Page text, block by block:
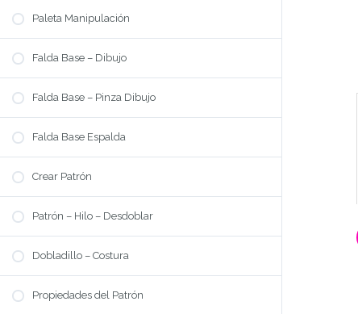
Paleta Manipulación
Falda Base – Dibujo
Falda Base – Pinza Dibujo
Falda Base Espalda
Crear Patrón
Patrón – Hilo – Desdoblar
Dobladillo – Costura
Propiedades del Patrón